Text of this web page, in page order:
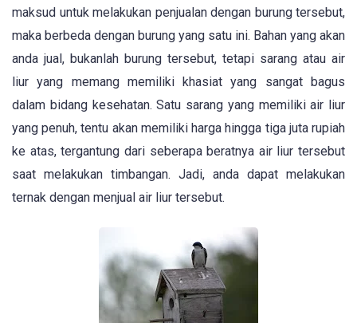
maksud untuk melakukan penjualan dengan burung tersebut,
maka berbeda dengan burung yang satu ini. Bahan yang akan
anda jual, bukanlah burung tersebut, tetapi sarang atau air
liur yang memang memiliki khasiat yang sangat bagus
dalam bidang kesehatan. Satu sarang yang memiliki air liur
yang penuh, tentu akan memiliki harga hingga tiga juta rupiah
ke atas, tergantung dari seberapa beratnya air liur tersebut
saat melakukan timbangan. Jadi, anda dapat melakukan
ternak dengan menjual air liur tersebut.